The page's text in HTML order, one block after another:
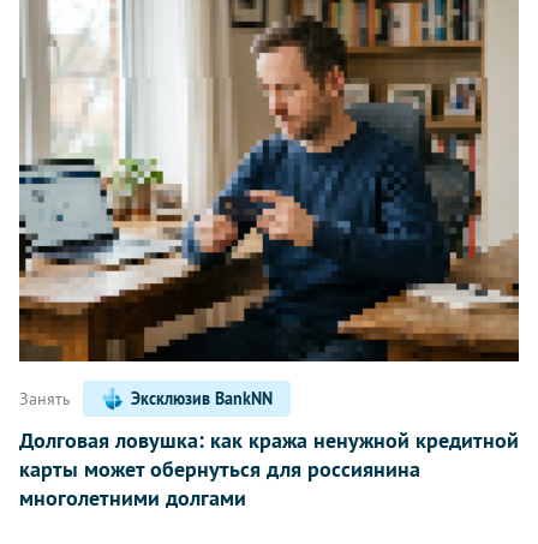
Занять Эксклюзив BankNN
Долговая ловушка: как кража ненужной кредитной
карты может обернуться для россиянина
многолетними долгами